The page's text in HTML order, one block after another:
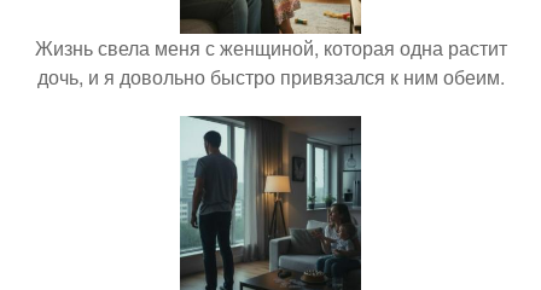
Жизнь свела меня с женщиной, которая одна растит
дочь, и я довольно быстро привязался к ним обеим.